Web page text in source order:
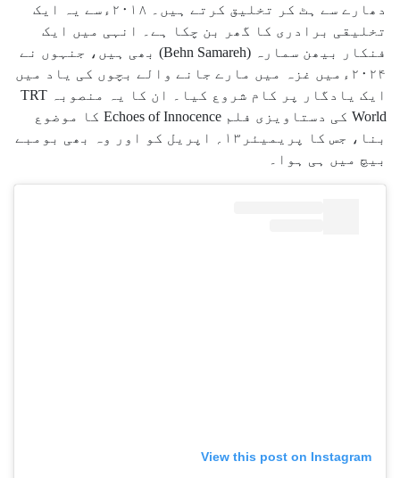
دھارے سے ہٹ کر تخلیق کرتے ہیں۔ ۲۰۱۸ءسے یہ ایک
تخلیقی برادری کا گھر بن چکا ہے۔ انہی میں ایک
فنکار بیھن سمارہ (Behn Samareh) بھی ہیں، جنہوں نے
۲۰۲۴ءمیں غزہ میں مارے جانے والے بچوں کی یاد میں
ایک یادگار پر کام شروع کیا۔ ان کا یہ منصوبہ TRT
World کی دستاویزی فلم Echoes of Innocence کا موضوع
بنا، جس کا پریمیئر۱۳؍ اپریل کو اور وہ بھی بومبے
بیچ میں ہی ہوا۔
View this post on Instagram